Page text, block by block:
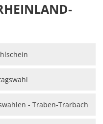
- Traben-Trarbach